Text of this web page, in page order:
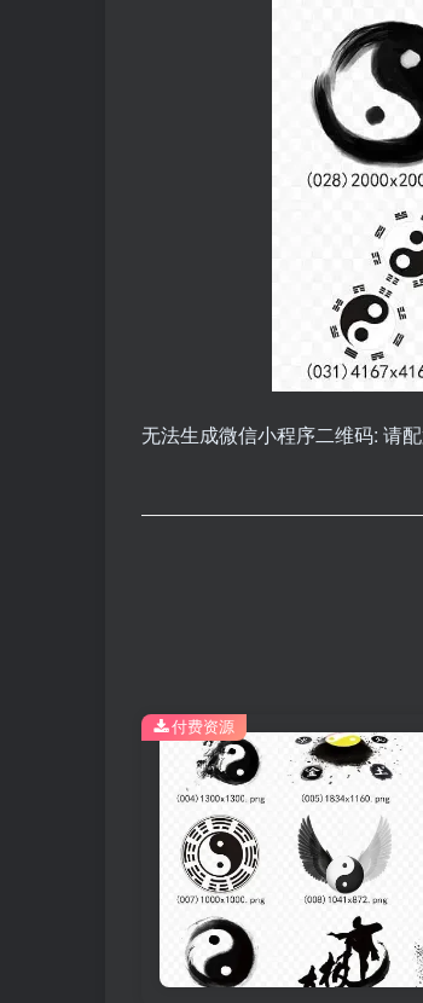
无法生成微信小程序二维码: 请
付费资源